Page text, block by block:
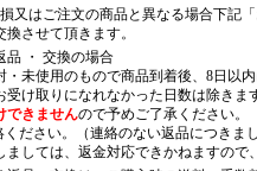
又はご注文の商品と異なる場合下記
させて頂きます。
品 ・ 交換の場合
未使用のもので商品到着後、8日以内
受け取りになれなかった日数は除きま
できませんので予めご了承ください。
ださい。（連絡のない返品につきま
ましては、返金対応できかねますので